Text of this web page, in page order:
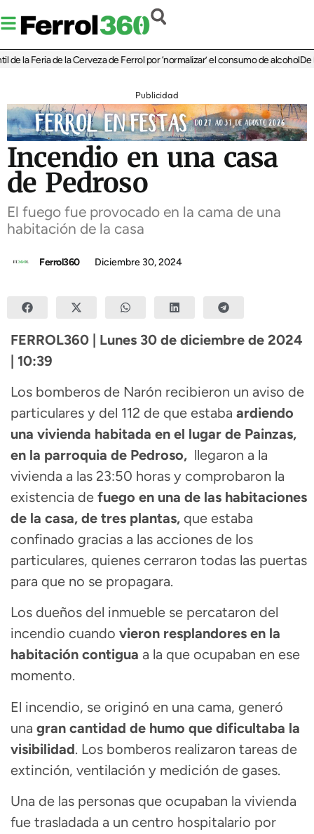
Feria de la Cerveza de Ferrol por ‘normalizar’ el consumo de alcoholDe
Publicidad
Incendio en una casa
de Pedroso
El fuego fue provocado en la cama de una
habitación de la casa
Ferrol360 Diciembre 30, 2024
FERROL360 | Lunes 30 de diciembre de 2024
| 10:39
Los bomberos de Narón recibieron un aviso de
particulares y del 112 de que estaba ardiendo
una vivienda habitada en el lugar de Painzas,
en la parroquia de Pedroso, llegaron a la
vivienda a las 23:50 horas y comprobaron la
existencia de fuego en una de las habitaciones
de la casa, de tres plantas, que estaba
confinado gracias a las acciones de los
particulares, quienes cerraron todas las puertas
para que no se propagara.
Los dueños del inmueble se percataron del
incendio cuando vieron resplandores en la
habitación contigua a la que ocupaban en ese
momento.
El incendio, se originó en una cama, generó
una gran cantidad de humo que dificultaba la
visibilidad. Los bomberos realizaron tareas de
extinción, ventilación y medición de gases.
Una de las personas que ocupaban la vivienda
fue trasladada a un centro hospitalario por